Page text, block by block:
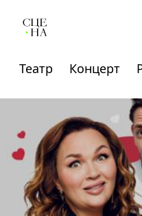
Театр Концерт